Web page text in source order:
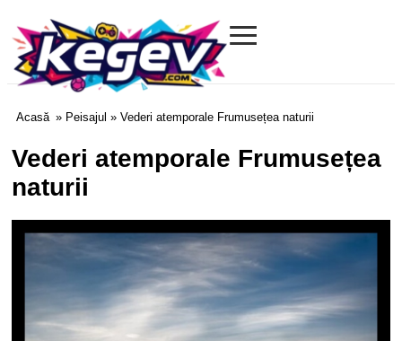
Kegev.com
≡
Acasă » Peisajul » Vederi atemporale Frumusețea naturii
Vederi atemporale Frumusețea
naturii